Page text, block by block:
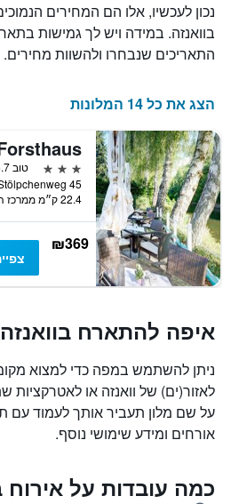
X
המציגים
ימי
כולל
1
ציר
Y
המציג
את
מחיר
הממוצע
של
חדר
נכון לעכשיו, אלו הם המחירים
בוואנזה. במידה ויש לך גמישות
התאריכים שנבחרו ולהשוות מחירים.
הצג את כל 14 המלונות
3 כוכבים
טוב 6.7
22.4 ק״מ ממרכז העיר
₪369
איפה להתארח בוואנזה
ניתן להשתמש במפה כדי למצוא
לאזור(ים) של וואנזה או
על שם מלון תעביר אותך לעמוד עם
אורחים ומידע שימושי נוסף.
כמה עובדות על אירוח